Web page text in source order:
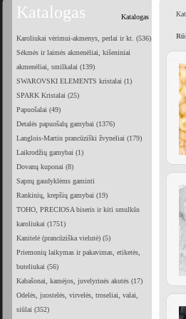
Katalogas Katalogas
Karoliukai vėrimui-akmenys, perlai ir kt. (536)
Sėkmės ir laimės akmenėliai, kišeniniai
akmenėliai, smilkalai (139)
SWAROVSKI ELEMENTS kristalai (1)
SPARK Kristalai (25)
Papuošalai (49)
Detalės papuošalų gamybai (1376)
Langlois-Martin prancūziški žvyneliai (179)
Laikrodžių gamybai (1)
Dovanų kuponai (8)
Sapnų gaudyklėms gaminti
Rankinių, krepšių gamybai (19)
TOHO, PRECIOSA biseris ir kiti smulkūs
karoliukai (1751)
Kanitelė (prancūziška vielutė) (5)
Priemonių laikymas ir pakavimas, etiketės,
buteliukai (56)
Kabašonai, kamėjos, juvelyrinės akutės (17)
Odelės, juostelės, virvelės, troseliai, valai,
siūlai (352)